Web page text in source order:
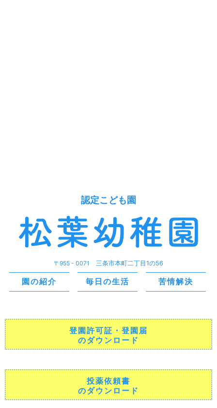
認定こども園
〒955 - 0071 三条市本町二丁目1の56
園の紹介 毎日の生活 苦情解決
登園許可証・登園届
のダウンロード
投薬依頼書
のダウンロード